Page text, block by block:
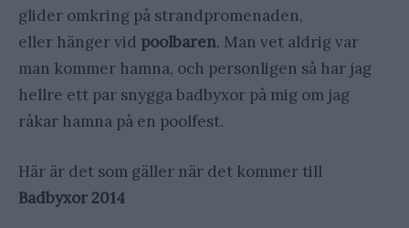
glider omkring på strandpromenaden,
eller hänger vid poolbaren. Man vet aldrig var
man kommer hamna, och personligen så har jag
hellre ett par snygga badbyxor på mig om jag
råkar hamna på en poolfest.
Här är det som gäller när det kommer till
Badbyxor 2014